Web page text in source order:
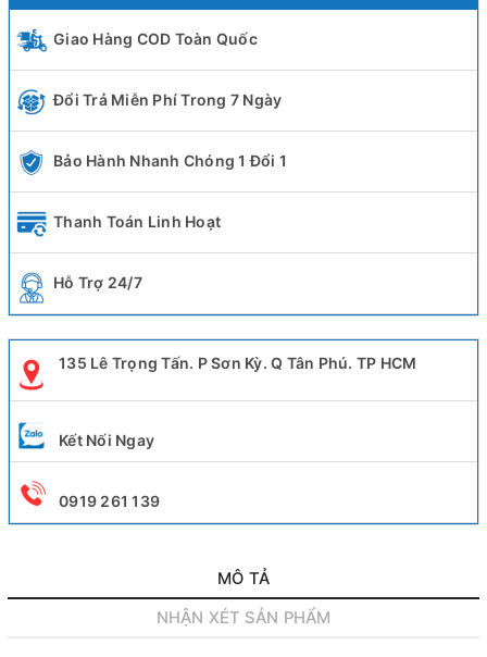
Giao Hàng COD Toàn Quốc
Đổi Trả Miễn Phí Trong 7 Ngày
Bảo Hành Nhanh Chóng 1 Đổi 1
Thanh Toán Linh Hoạt
Hỗ Trợ 24/7
135 Lê Trọng Tấn. P Sơn Kỳ. Q Tân Phú. TP HCM
Kết Nối Ngay
0919 261 139
MÔ TẢ
NHẬN XÉT SẢN PHẨM